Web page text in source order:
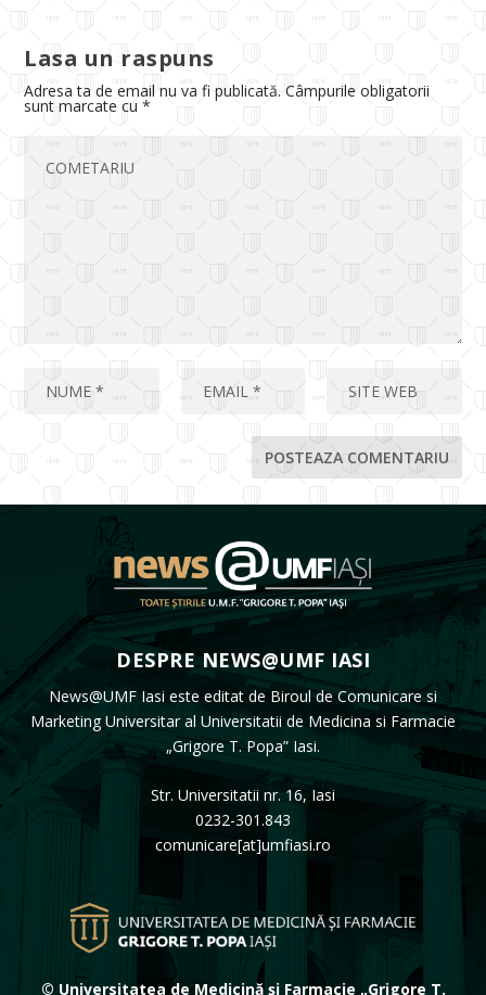
Lasa un raspuns
Adresa ta de email nu va fi publicată. Câmpurile obligatorii
sunt marcate cu*
DESPRE NEWS@UMF IASI
News@UMF Iasi este editat de Biroul de Comunicare si
Marketing Universitar al Universitatii de Medicina si Farmacie
„Grigore T. Popa” Iasi.
Str. Universitatii nr. 16, Iasi
0232-301.843
comunicare[at]umfiasi.ro
© Universitatea de Medicină și Farmacie „Grigore T.